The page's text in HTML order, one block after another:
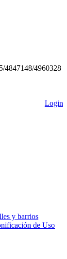
4847148/4960328
Login
y barrios
de Uso